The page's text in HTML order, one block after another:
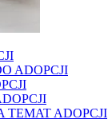
ADOPCJI
TEMAT ADOPCJI